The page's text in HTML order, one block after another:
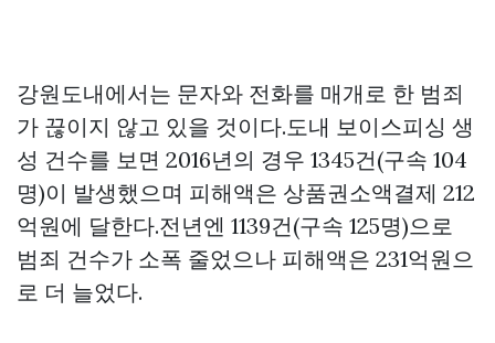
강원도내에서는 문자와 전화를 매개로 한 범죄
가 끊이지 않고 있을 것이다.도내 보이스피싱 생
성 건수를 보면 2016년의 경우 1345건(구속 104
명)이 발생했으며 피해액은 상품권소액결제 212
억원에 달한다.전년엔 1139건(구속 125명)으로
범죄 건수가 소폭 줄었으나 피해액은 231억원으
로 더 늘었다.